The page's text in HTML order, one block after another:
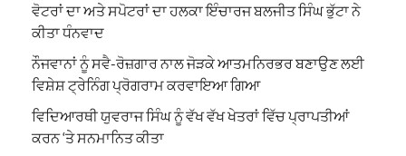
ਵੋਟਰਾਂ ਦਾ ਅਤੇ ਸਪੋਟਰਾਂ ਦਾ ਹਲਕਾ ਇੰਚਾਰਜ ਬਲਜੀਤ ਸਿੰਘ ਭੁੱਟਾ ਨੇ
ਕੀਤਾ ਧੰਨਵਾਦ
ਨੌਜਵਾਨਾਂ ਨੂੰ ਸਵੈ-ਰੋਜ਼ਗਾਰ ਨਾਲ ਜੋੜਕੇ ਆਤਮਨਿਰਭਰ ਬਣਾਉਣ ਲਈ
ਵਿਸ਼ੇਸ਼ ਟ੍ਰੇਨਿੰਗ ਪ੍ਰੋਗਰਾਮ ਕਰਵਾਇਆ ਗਿਆ
ਵਿਦਿਆਰਥੀ ਯੁਵਰਾਜ ਸਿੰਘ ਨੂੰ ਵੱਖ ਵੱਖ ਖੇਤਰਾਂ ਵਿੱਚ ਪ੍ਰਾਪਤੀਆਂ
ਕਰਨ ‘ਤੇ ਸਨਮਾਨਿਤ ਕੀਤਾ